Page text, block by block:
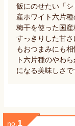
飯にのせたい「
産ホワイト六片
梅干を使った国
すっきりした甘
もおつまみにも
ト六片種のやわ
になる美味しさで
no. 1